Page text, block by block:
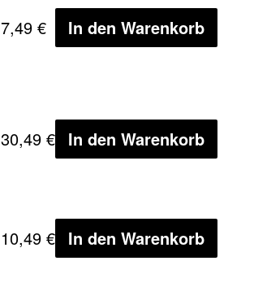
7,49 € In den Warenkorb
30,49 € In den Warenkorb
10,49 € In den Warenkorb